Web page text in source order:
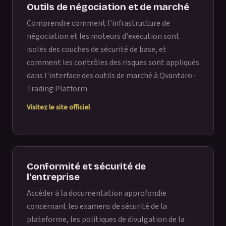
Outils de négociation et de marché
Comprendre comment l'infrastructure de
négociation et les moteurs d'exécution sont
isolés des couches de sécurité de base, et
comment les contrôles des risques sont appliqués
dans l'interface des outils de marché àQvantaro ·
Trading Platform.
Visitez le site officiel
Conformité et sécurité de
l'entreprise
Accéder à la documentation approfondie
concernant les examens de sécurité de la
plateforme, les politiques de divulgation de la